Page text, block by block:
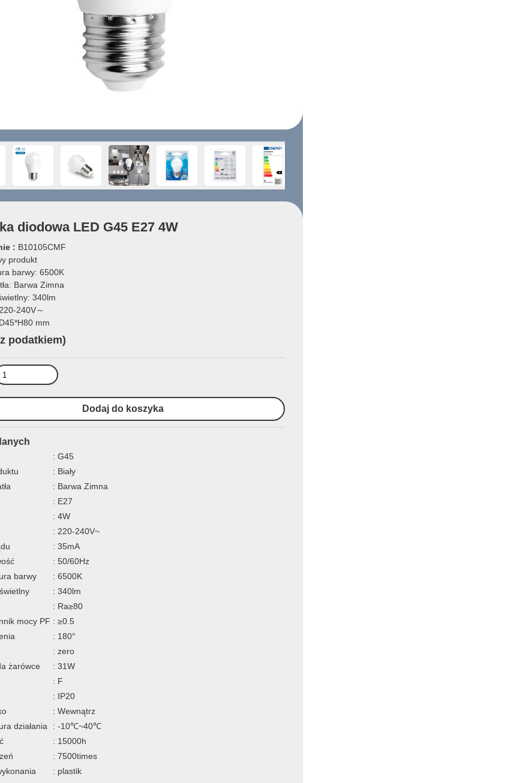
diodowa LED G45 E27 4W
: B10105CMF
produkt
barwy: 6500K
Barwa Zimna
340lm
240V～
mm
podatkiem)
: G45
: Biały
: Barwa Zimna
: E27
: 4W
: 220-240V~
: 35mA
: 50/60Hz
barwy
: 6500K
: 340lm
: Ra≥80
mocy PF : ≥0.5
: 180°
: zero
żarówce
: 31W
: F
: IP20
: Wewnątrz
działania
: -10℃~40℃
: 15000h
: 7500times
: plastik